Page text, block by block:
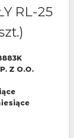
RL-25
Z O.O.